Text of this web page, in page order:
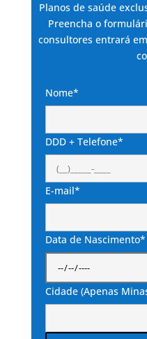
Planos de saúde
Preencha o
consultores entrará
Nome*
DDD + Telefone*
E-mail*
Data de Nascimento*
Cidade (Apenas